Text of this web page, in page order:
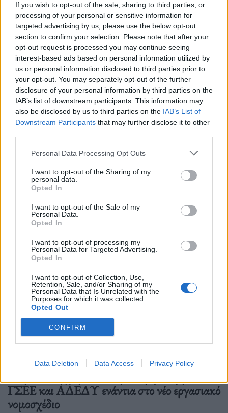
If you wish to opt-out of the sale, sharing to third parties, or
processing of your personal or sensitive information for
targeted advertising by us, please use the below opt-out
section to confirm your selection. Please note that after your
opt-out request is processed you may continue seeing
interest-based ads based on personal information utilized by
us or personal information disclosed to third parties prior to
your opt-out. You may separately opt-out of the further
disclosure of your personal information by third parties on the
IAB’s list of downstream participants. This information may
also be disclosed by us to third parties on the IAB’s List of
Downstream Participants that may further disclose it to other
Personal Data Processing Opt Outs
I want to opt-out of the Sharing of my
personal data.
Opted In
I want to opt-out of the Sale of my
Personal Data.
Opted In
I want to opt-out of processing my
Personal Data for Targeted Advertising.
Opted In
I want to opt-out of Collection, Use,
Retention, Sale, and/or Sharing of my
Personal Data that Is Unrelated with the
Purposes for which it was collected.
Opted Out
CONFIRM
Data Deletion Data Access Privacy Policy
Ελλάδα
Ώρα να μπερδευτούμε ξανά: Γυρίζουμε τα
ρολόγια μία ώρα πίσω γιατί… έτσι συνηθίσαμε
Την Κυριακή 26 Οκτωβρίου, στις 04:00 τα ξημερώματα, θα
ξαναζήσουμε το πιο παράλογο ευρωπαϊκό ραντεβού με τον
χρόνο: θα γυρίσουμε τα ρολόγια μας πίσω μία ώρα, για να
"εξοικονομήσουμε ενέργεια".
Ελλάδα
ΓΣΕΕ και ΑΔΕΔΥ ενάντια στο νέο εργασιακό
νομοσχέδιο